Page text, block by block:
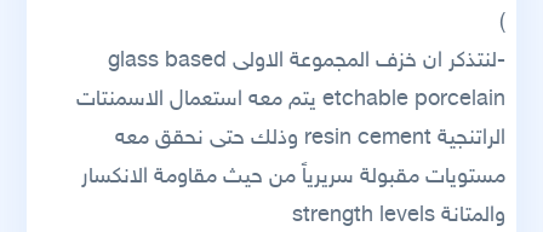
)
-لنتذكر ان خزف المجموعة الاولى glass based
etchable porcelain يتم معه استعمال الاسمنتات
الراتنجية resin cement وذلك حتى نحقق معه
مستويات مقبولة سريرياً من حيث مقاومة الانكسار
والمتانة strength levels